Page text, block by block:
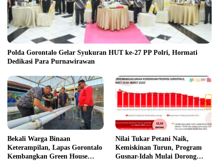
Polda Gorontalo Gelar Syukuran HUT ke-27 PP Polri, Hormati
Dedikasi Para Purnawirawan
Bekali Warga Binaan
Keterampilan, Lapas Gorontalo
Kembangkan Green House
Nilai Tukar Petani Naik,
Kemiskinan Turun, Program
Gusnar-Idah Mulai Dorong